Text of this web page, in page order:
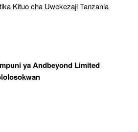
Kituo cha Uwekezaji Tanzania
ya Andbeyond Limited